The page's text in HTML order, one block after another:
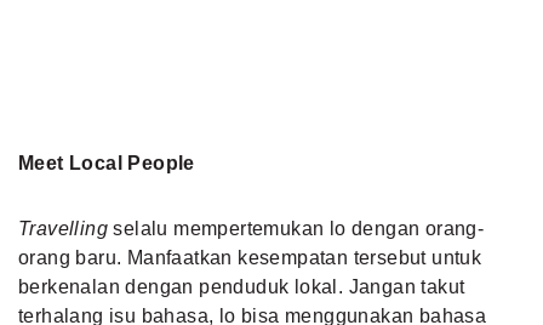
Meet Local People
Travellingselalu mempertemukan lo dengan orang-
orang baru. Manfaatkan kesempatan tersebut untuk
berkenalan dengan penduduk lokal. Jangan takut
terhalang isu bahasa, lo bisa menggunakan bahasa